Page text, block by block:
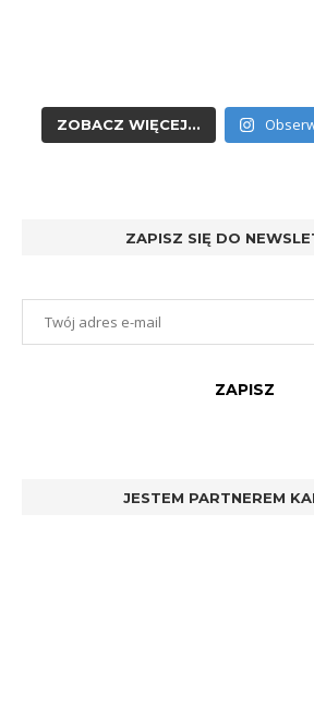
ZOBACZ WIĘCEJ...
ZAPISZ SIĘ DO
JESTEM PARTNEREM